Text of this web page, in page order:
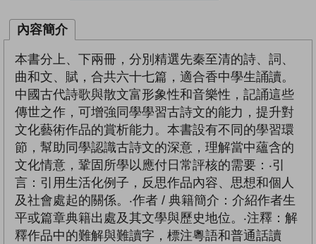
內容簡介
本書分上、下兩冊，分別精選先秦至清的詩、詞、
曲和文、賦，合共六十七篇，適合香中學生誦讀。
中國古代詩歌與散文富形象性和音樂性，記誦這些
傳世之作，可增強同學學習古詩文的能力，提升對
文化藝術作品的賞析能力。本書設有不同的學習環
節，幫助同學認識古詩文的深意，理解當中蘊含的
文化情意，鞏固所學以應付日常評核的需要：‧引
言：引用生活化例子，反思作品內容、思想和個人
及社會處起的關係。‧作者 / 典籍簡介：介紹作者生
平或篇章典籍出處及其文學與歷史地位。‧注釋：解
釋作品中的難解與難讀字，標注粵語和普通話讀